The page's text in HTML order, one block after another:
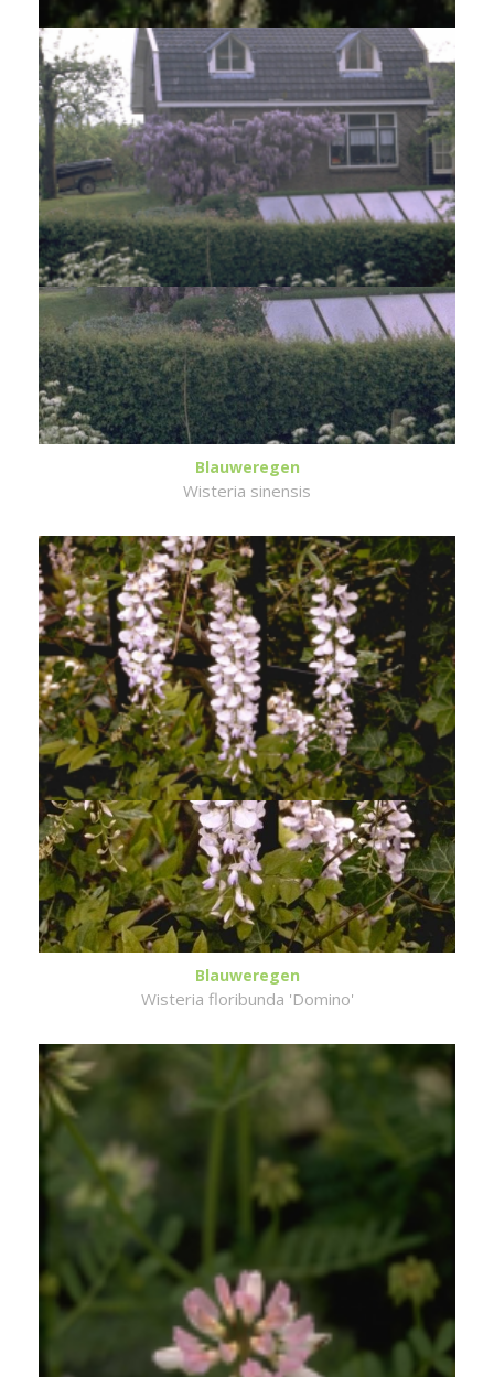
Blauweregen
Wisteria sinensis
Blauweregen
Wisteria floribunda 'Domino'